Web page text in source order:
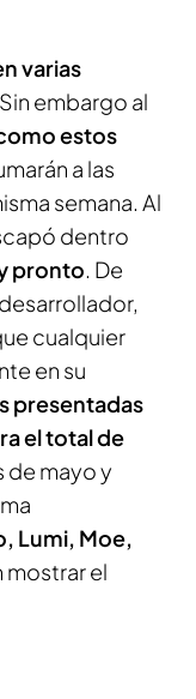
varias
embargo al
estos
a las
semana. Al
dentro
pronto. De
cualquier
en su
presentadas
el total de
de mayo y
Lumi, Moe,
mostrar el